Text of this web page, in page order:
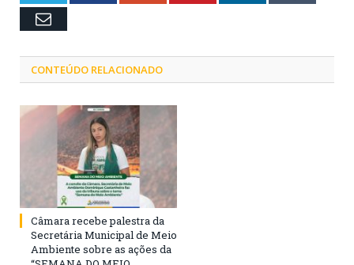
Email
CONTEÚDO RELACIONADO
Câmara recebe palestra da
Secretária Municipal de Meio
Ambiente sobre as ações da